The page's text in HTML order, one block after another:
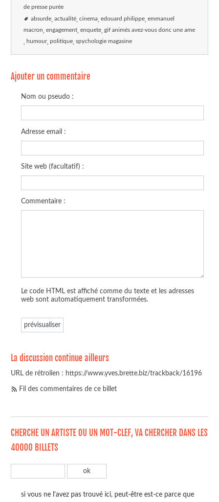
de presse purée
absurde actualité cinema edouard philippe emmanuel
macron engagement enquete gif animés avez-vous donc une ame
humour politique spychologie magasine
Ajouter un commentaire
Nom ou pseudo :
Adresse email :
Site web (facultatif) :
Commentaire :
Le code HTML est affiché comme du texte et les adresses
web sont automatiquement transformées.
La discussion continue ailleurs
URL de rétrolien : https://www.yves.brette.biz/trackback/16196
Fil des commentaires de ce billet
CHERCHE UN ARTISTE OU UN MOT-CLEF, VA CHERCHER DANS LES
40000 BILLETS
si vous ne l'avez pas trouvé ici, peut-être est-ce parce que